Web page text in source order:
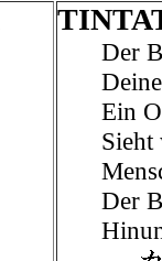
Der
Ein
Sieht
Der